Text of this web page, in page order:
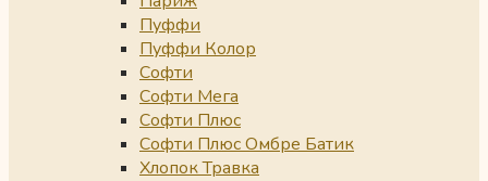
Пуффи
Пуффи Колор
Софти
Софти Мега
Софти Плюс
Софти Плюс Омбре Батик
Хлопок Травка